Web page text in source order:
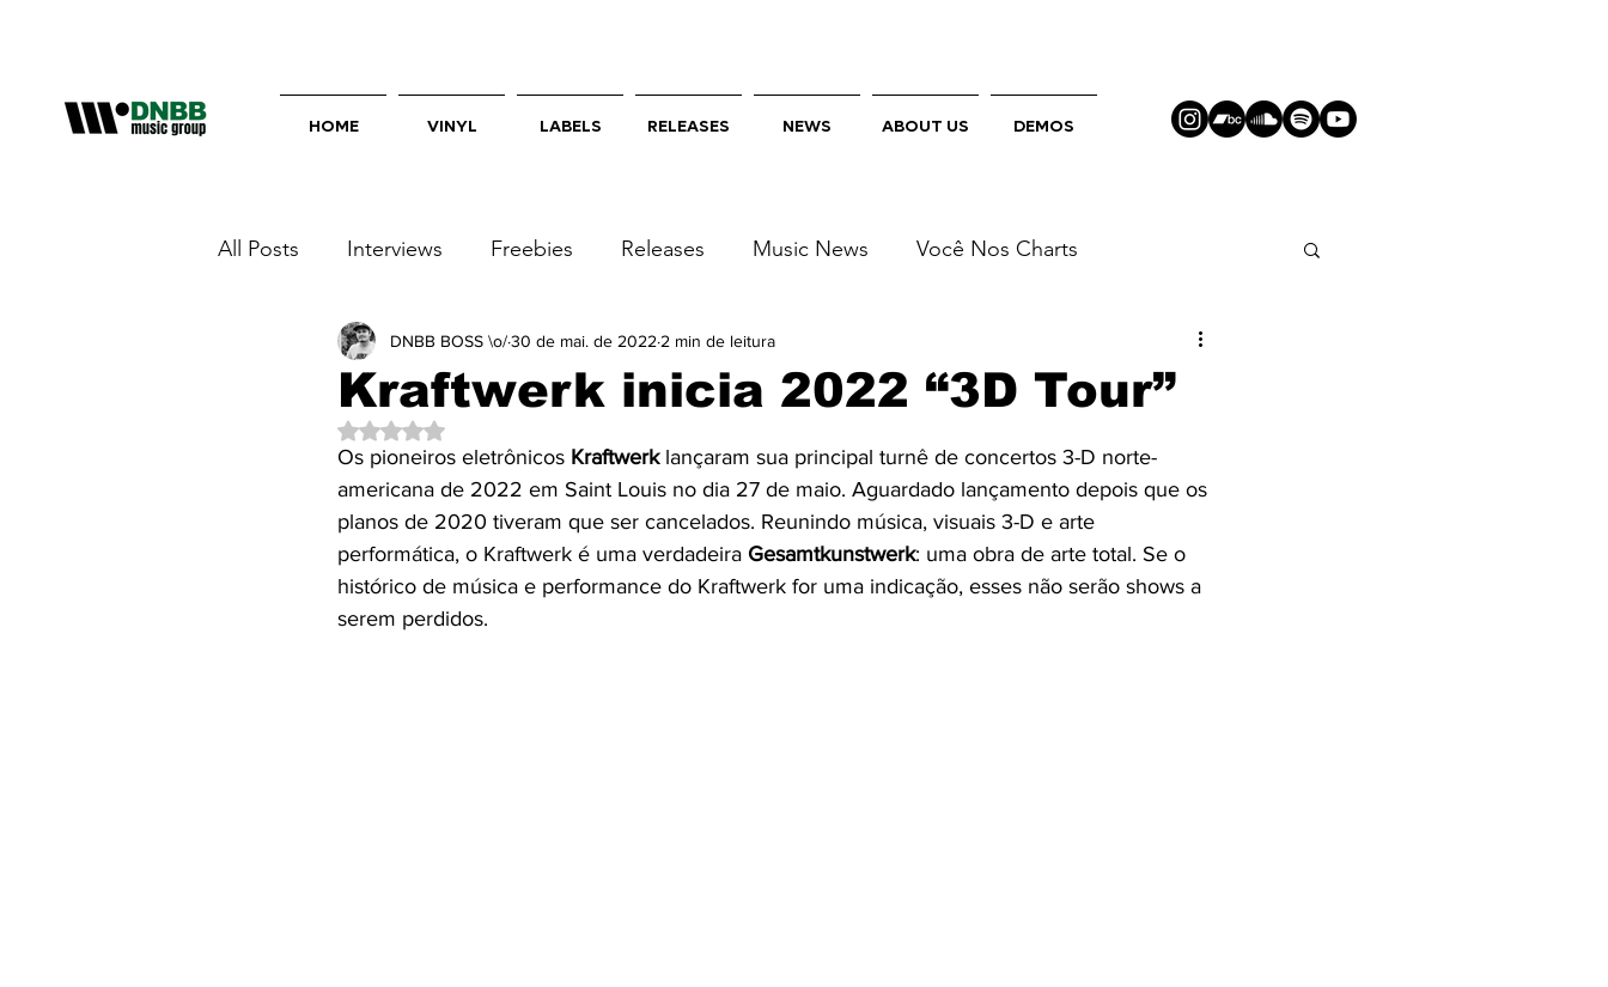
HOME VINYL LABELS RELEASES NEWS ABOUT US DEMOS
All Posts Interviews Freebies Releases Music News Você Nos Charts
Você Nos Charts! netsky Bebe Rexha
Kraftwerk inicia 2022 “3D Tour”
DNBB BOSS \o/30 de mai. de 2022 2 min de leitura
Avaliado com NaN de 5 estrelas.
Os pioneiros eletrônicos Kraftwerk lançaram sua principal turnê de concertos 3-D norte-
americana de 2022 em Saint Louis no dia 27 de maio. Aguardado lançamento depois que os
planos de 2020 tiveram que ser cancelados. Reunindo música, visuais 3-D e arte
performática, o Kraftwerk é uma verdadeira Gesamtkunstwerk: uma obra de arte total. Se o
histórico de música e performance do Kraftwerk for uma indicação, esses não serão shows a
serem perdidos.